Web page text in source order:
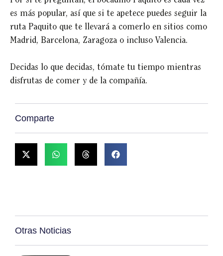
es más popular, así que si te apetece puedes seguir la
ruta Paquito que te llevará a comerlo en sitios como
Madrid, Barcelona, Zaragoza o incluso Valencia.
Decidas lo que decidas, tómate tu tiempo mientras
disfrutas de comer y de la compañía.
Comparte
Otras Noticias